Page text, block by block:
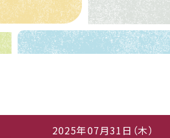
2025年07月31日（木）